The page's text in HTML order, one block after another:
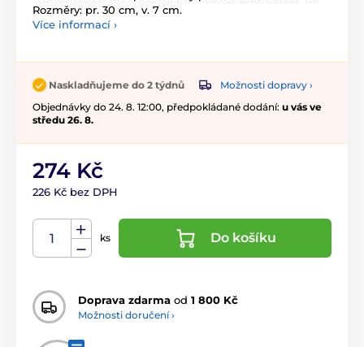
Rozměry: pr. 30 cm, v. 7 cm.
Více informací ›
Naskladňujeme do 2 týdnů
Možnosti dopravy ›
Objednávky do 24. 8. 12:00, předpokládané dodání: u vás ve
středu 26. 8.
274 Kč
226 Kč bez DPH
ks Do košíku
Doprava zdarma od 1 800 Kč
Možnosti doručení ›